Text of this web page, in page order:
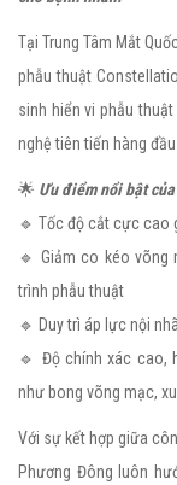
Tại Trung Tâm Mắt
phẫu thuật
sinh hiển vi phẫu
nghệ tiên tiến hàng
🌟 Ưu điểm nổi bật
🔹 Tốc độ cắt cực cao
🔹 Giảm co kéo võng
trình phẫu thuật
🔹 Duy trì áp lực nội
🔹 Độ chính xác cao,
như bong võng mạc,
Với sự kết hợp giữa
Phương Đông luôn